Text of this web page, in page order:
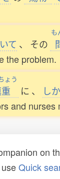
いて 、 その
も
the problem.
ょう
に 、 し
and
on
Quick